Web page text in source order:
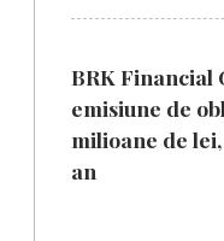
BRK Financial
emisiune de
milioane de lei,
an